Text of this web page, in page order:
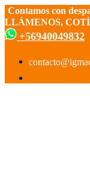
Contamos con
LLÁMENOS,
+56940049832